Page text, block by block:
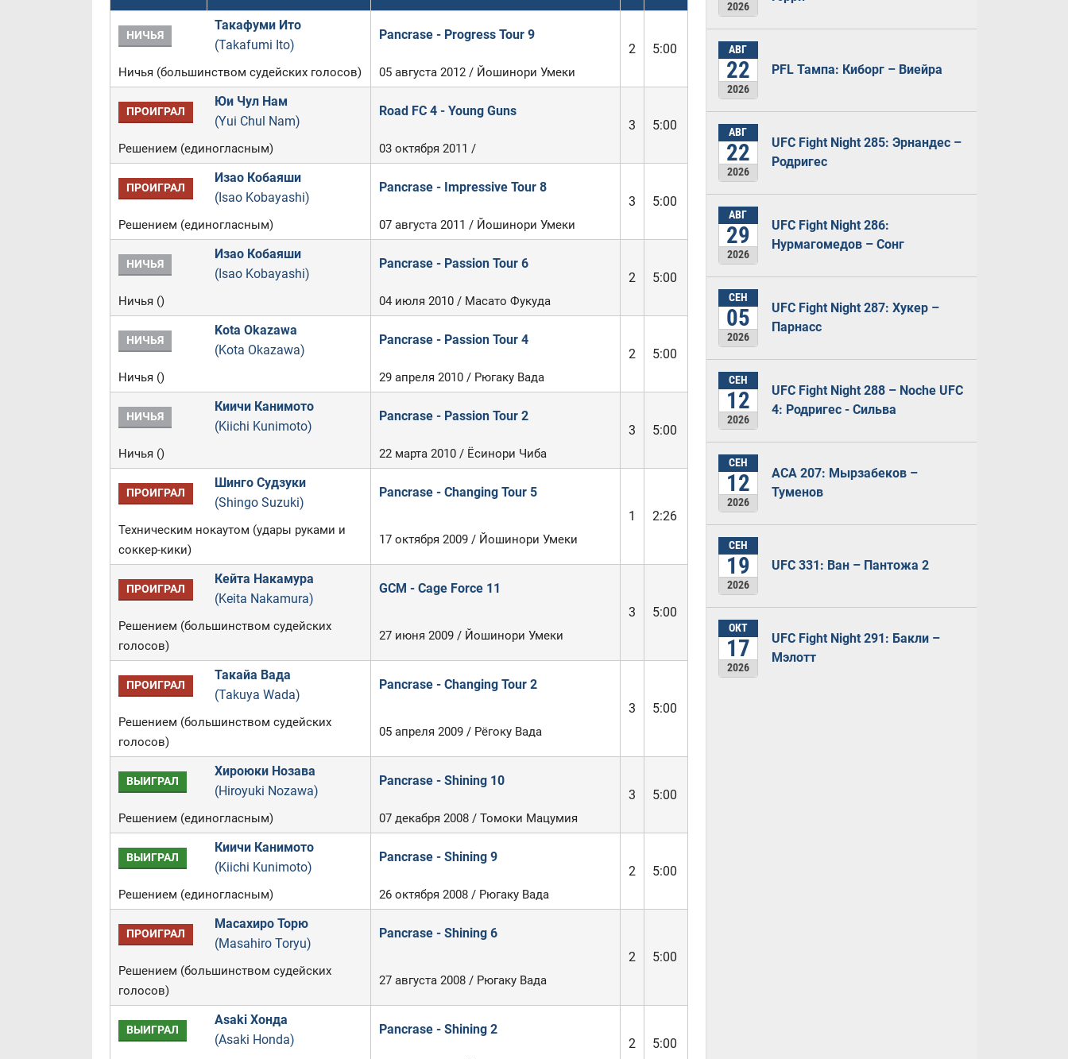
НИЧЬЯ
Такафуми Ито
(Takafumi Ito)
Pancrase - Progress Tour 9
2
5:00
Ничья (большинством судейских голосов) 05 августа 2012 / Йошинори Умеки
ПРОИГРАЛ
Юи Чул Нам
(Yui Chul Nam)
Road FC 4 - Young Guns
3
5:00
Решением (единогласным) 03 октября 2011 /
ПРОИГРАЛ
Изао Кобаяши
(Isao Kobayashi)
Pancrase - Impressive Tour 8
3
5:00
Решением (единогласным) 07 августа 2011 / Йошинори Умеки
НИЧЬЯ
Изао Кобаяши
(Isao Kobayashi)
Pancrase - Passion Tour 6
2
5:00
Ничья () 04 июля 2010 / Масато Фукуда
НИЧЬЯ
Kota Okazawa
(Kota Okazawa)
Pancrase - Passion Tour 4
2
5:00
Ничья () 29 апреля 2010 / Рюгаку Вада
НИЧЬЯ
Киичи Канимото
(Kiichi Kunimoto)
Pancrase - Passion Tour 2
3
5:00
Ничья () 22 марта 2010 / Ёсинори Чиба
ПРОИГРАЛ
Шинго Судзуки
(Shingo Suzuki)
Pancrase - Changing Tour 5
1
2:26
Техническим нокаутом (удары руками и
соккер-кики)
17 октября 2009 / Йошинори Умеки
ПРОИГРАЛ
Кейта Накамура
(Keita Nakamura)
GCM - Cage Force 11
3
5:00
Решением (большинством судейских
голосов)
27 июня 2009 / Йошинори Умеки
ПРОИГРАЛ
Такайа Вада
(Takuya Wada)
Pancrase - Changing Tour 2
3
5:00
Решением (большинством судейских
голосов)
05 апреля 2009 / Рёгоку Вада
ВЫИГРАЛ
Хироюки Нозава
(Hiroyuki Nozawa)
Pancrase - Shining 10
3
5:00
Решением (единогласным) 07 декабря 2008 / Томоки Мацумия
ВЫИГРАЛ
Киичи Канимото
(Kiichi Kunimoto)
Pancrase - Shining 9
2
5:00
Решением (единогласным) 26 октября 2008 / Рюгаку Вада
ПРОИГРАЛ
Масахиро Торю
(Masahiro Toryu)
Pancrase - Shining 6
2
5:00
Решением (большинством судейских
голосов)
27 августа 2008 / Рюгаку Вада
ВЫИГРАЛ
Asaki Хонда
(Asaki Honda)
Pancrase - Shining 2
2
5:00
2026
АВГ
22
2026
PFL Тампа: Киборг – Виейра
АВГ
22
2026
UFC Fight Night 285: Эрнандес –
Родригес
АВГ
29
2026
UFC Fight Night 286:
Нурмагомедов – Сонг
СЕН
05
2026
UFC Fight Night 287: Хукер –
Парнасс
СЕН
12
2026
UFC Fight Night 288 – Noche UFC
4: Родригес - Сильва
СЕН
12
2026
ACA 207: Мырзабеков –
Туменов
СЕН
19
2026
UFC 331: Ван – Пантожа 2
ОКТ
17
2026
UFC Fight Night 291: Бакли –
Мэлотт